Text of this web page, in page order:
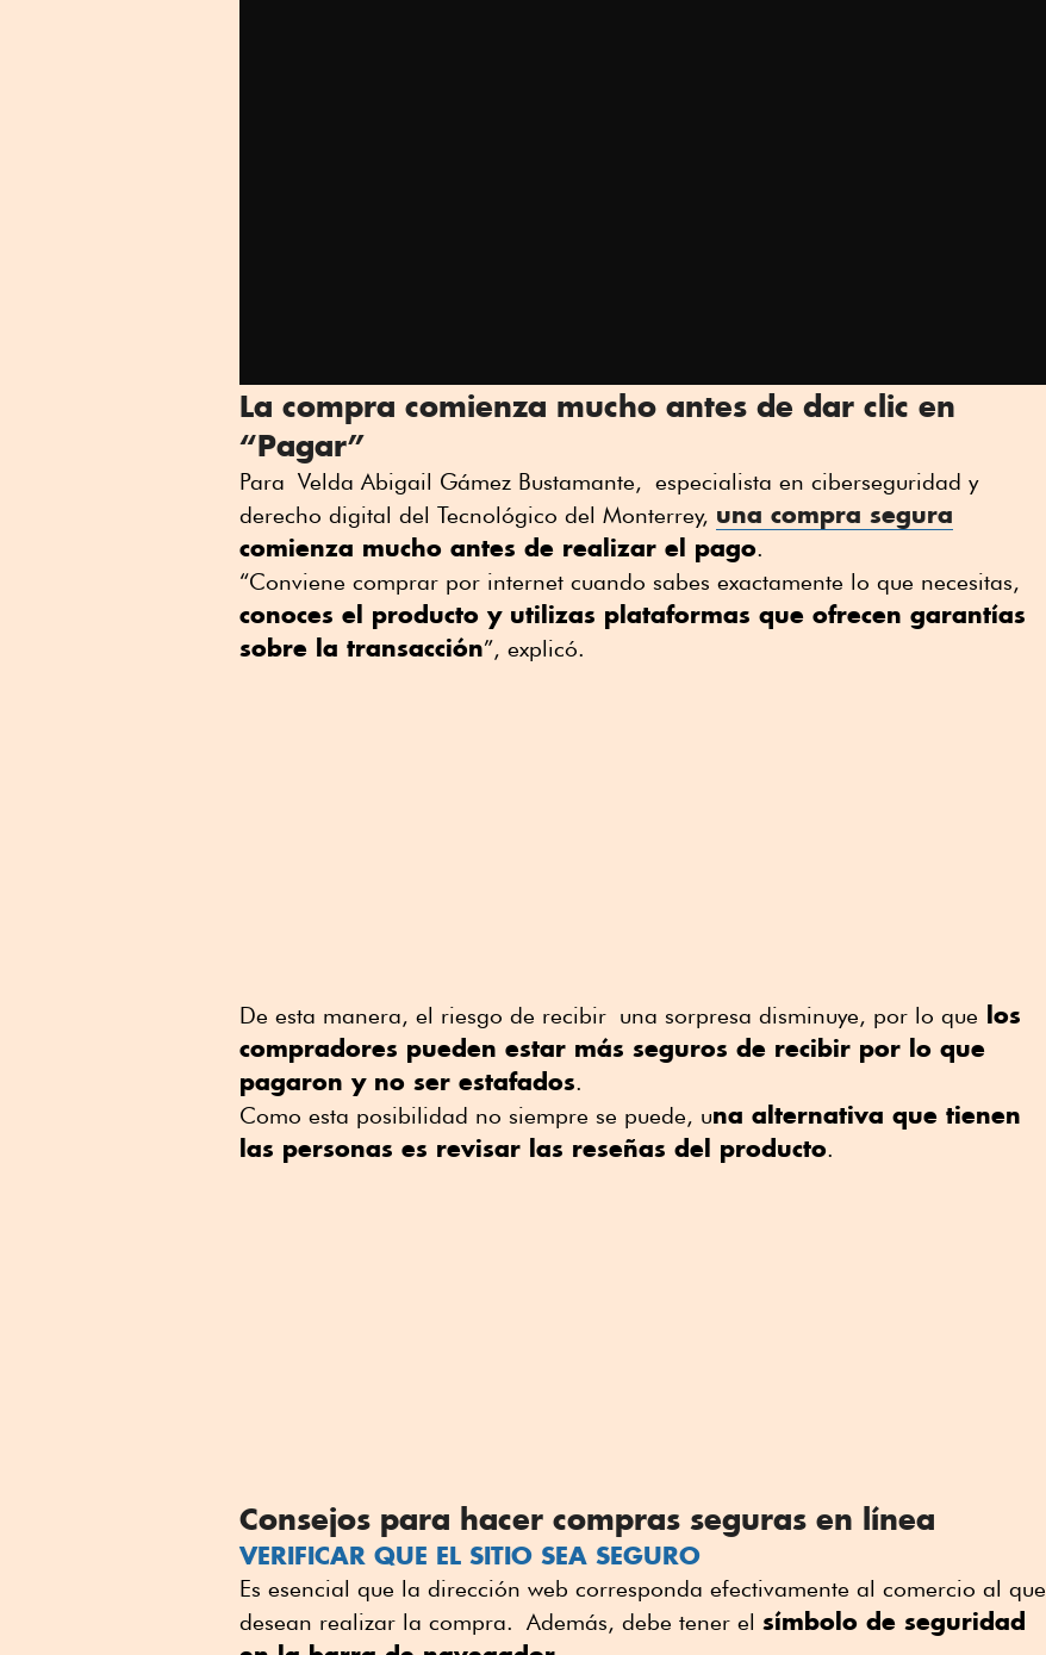
La compra comienza mucho antes de dar clic en
“Pagar”
Para Velda Abigail Gámez Bustamante, especialista en ciberseguridad y
derecho digital del Tecnológico del Monterrey, una compra segura
comienza mucho antes de realizar el pago.
“Conviene comprar por internet cuando sabes exactamente lo que necesitas,
conoces el producto y utilizas plataformas que ofrecen garantías
sobre la transacción”, explicó.
De esta manera, el riesgo de recibir una sorpresa disminuye, por lo que los
compradores pueden estar más seguros de recibir por lo que
pagaron y no ser estafados.
Como esta posibilidad no siempre se puede, una alternativa que tienen
las personas es revisar las reseñas del producto.
Consejos para hacer compras seguras en línea
VERIFICAR QUE EL SITIO SEA SEGURO
Es esencial que la dirección web corresponda efectivamente al comercio al que
desean realizar la compra. Además, debe tener el símbolo de seguridad